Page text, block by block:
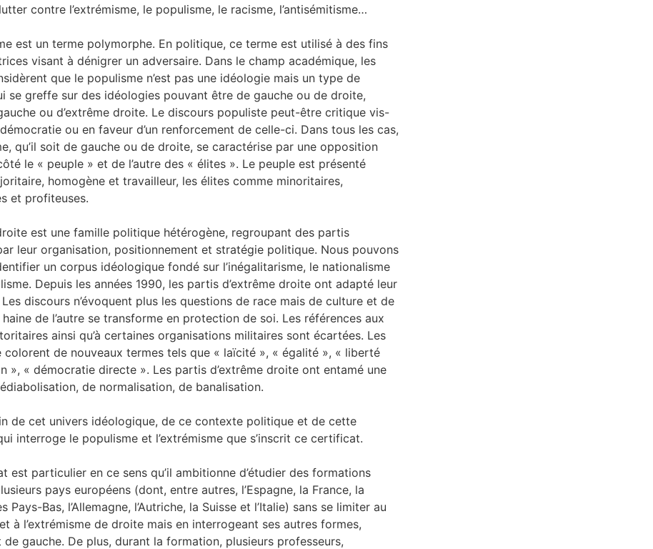
contre l’extrémisme, le populisme, le racisme, l’antisémitisme…
est un terme polymorphe. En politique, ce terme est utilisé à des fins
visant à dénigrer un adversaire. Dans le champ académique, les
que le populisme n’est pas une idéologie mais un type de
se greffe sur des idéologies pouvant être de gauche ou de droite,
ou d’extrême droite. Le discours populiste peut-être critique vis-
ou en faveur d’un renforcement de celle-ci. Dans tous les cas,
qu’il soit de gauche ou de droite, se caractérise par une opposition
le « peuple » et de l’autre des « élites ». Le peuple est présenté
homogène et travailleur, les élites comme minoritaires,
et profiteuses.
est une famille politique hétérogène, regroupant des partis
leur organisation, positionnement et stratégie politique. Nous pouvons
un corpus idéologique fondé sur l’inégalitarisme, le nationalisme
Depuis les années 1990, les partis d’extrême droite ont adapté leur
discours n’évoquent plus les questions de race mais de culture et de
de l’autre se transforme en protection de soi. Les références aux
ainsi qu’à certaines organisations militaires sont écartées. Les
colorent de nouveaux termes tels que « laïcité », « égalité », « liberté
», « démocratie directe ». Les partis d’extrême droite ont entamé une
de normalisation, de banalisation.
de cet univers idéologique, de ce contexte politique et de cette
interroge le populisme et l’extrémisme que s’inscrit ce certificat.
est particulier en ce sens qu’il ambitionne d’étudier des formations
pays européens (dont, entre autres, l’Espagne, la France, la
Pays-Bas, l’Allemagne, l’Autriche, la Suisse et l’Italie) sans se limiter au
à l’extrémisme de droite mais en interrogeant ses autres formes,
de gauche. De plus, durant la formation, plusieurs professeurs,